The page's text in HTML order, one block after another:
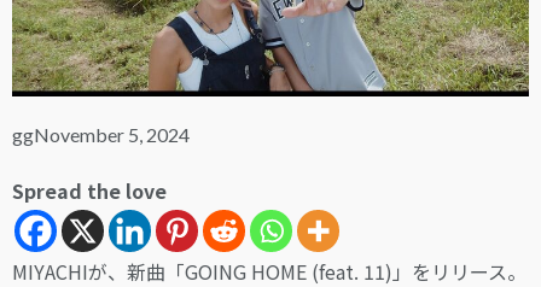
GALLERY
ggNovember 5, 2024
Spread the love
MIYACHIが、新曲「GOING HOME (feat. 11)」をリリース。